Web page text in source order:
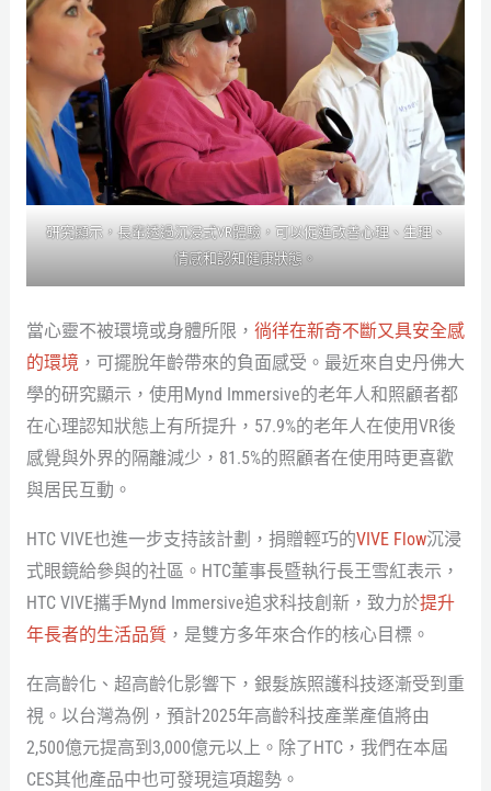
研究顯示，長輩透過沉浸式VR體驗，可以促進改善心理、生理、
情感和認知健康狀態。
當心靈不被環境或身體所限， 徜徉在新奇不斷又具安全感
的環境，可擺脫年齡帶來的負面感受。最近來自史丹佛大
學的研究顯示，使用Mynd Immersive的老年人和照顧者都
在心理認知狀態上有所提升，57.9%的老年人在使用VR後
感覺與外界的隔離減少，81.5%的照顧者在使用時更喜歡
與居民互動。
HTC VIVE也進一步支持該計劃，捐贈輕巧的VIVE Flow沉浸
式眼鏡給參與的社區。HTC董事長暨執行長王雪紅表示，
HTC VIVE攜手Mynd Immersive追求科技創新，致力於提升
年長者的生活品質，是雙方多年來合作的核心目標。
在高齡化、超高齡化影響下，銀髮族照護科技逐漸受到重
視。以台灣為例，預計2025年高齡科技產業產值將由
2,500億元提高到3,000億元以上。除了HTC，我們在本屆
CES其他產品中也可發現這項趨勢。